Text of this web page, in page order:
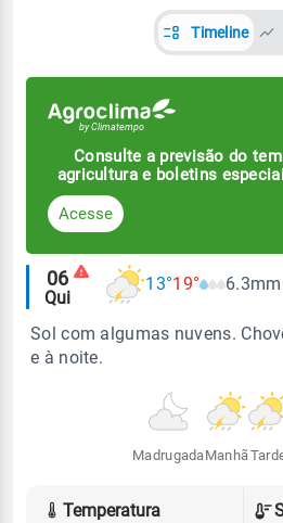
Timeline
Consulte a previsão do
agricultura e boletins
Acesse
Alertas
meteorológicos
06
Qui
13°19° 6.3mm
Sol com algumas nuvens.
e à noite.
Madrugada Manhã
Temperatura